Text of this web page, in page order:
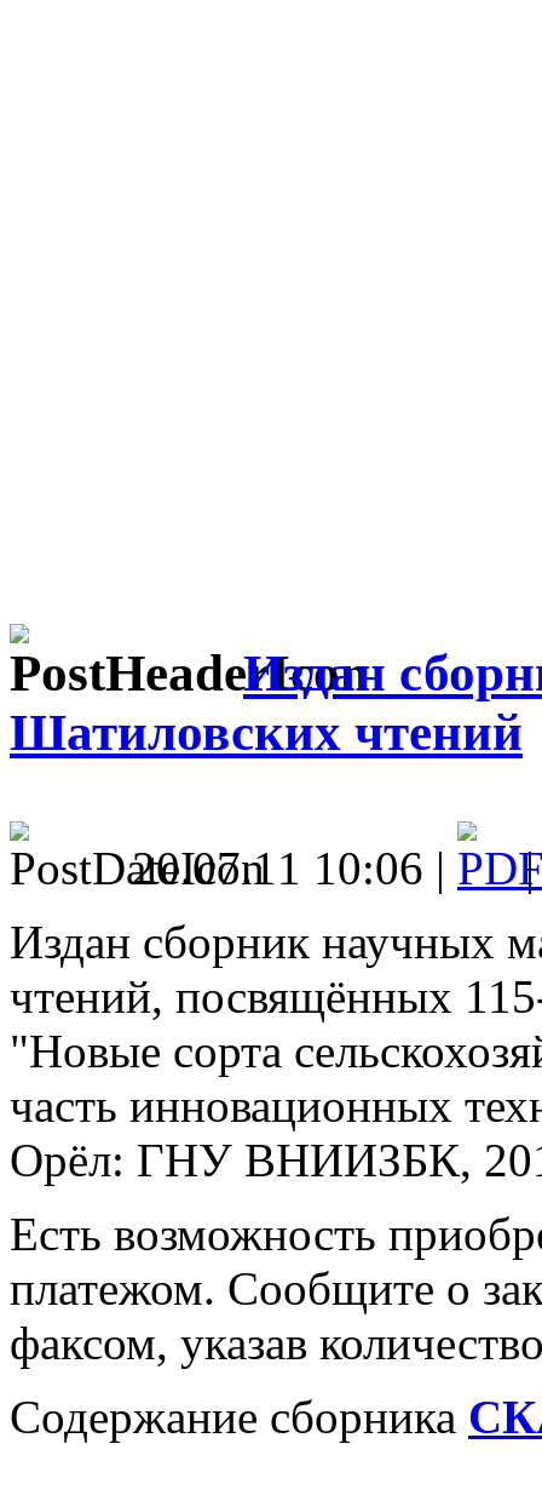
Издан
Шатиловских чтений
20.07.11 10:06 |
Издан сборник научных
чтений, посвящённых
"Новые сорта
часть инновационных
Орёл: ГНУ ВНИИЗБК,
Есть возможность
платежом. Сообщите о
факсом, указав
Содержание сборника